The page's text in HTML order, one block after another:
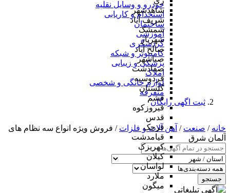
شاهدشهر
شریف آباد
شمشک
شهریار
صالح آباد
صباشهر
صفادشت
فردوسیه
گلستان
فشم
فیروزکوه
قدس
قرچک
قیامدشت
کهریزک
کیلان
لواسان
ملارد
میگون
خودرو و وسایل نقلیه
استخدام و کاریابی
ساختمان
آموزشی
گردشگری
کامپیوتر و شبکه
پزشکی و زیبایی
املاک
لوازم خانگی و شخصی
متفرقه
ثبت اگهی رایگان
خانه / صنعت / آهن آلات و فلزات / فروش ویژه انواع سه نظام های
آلمان شرق
جستجو